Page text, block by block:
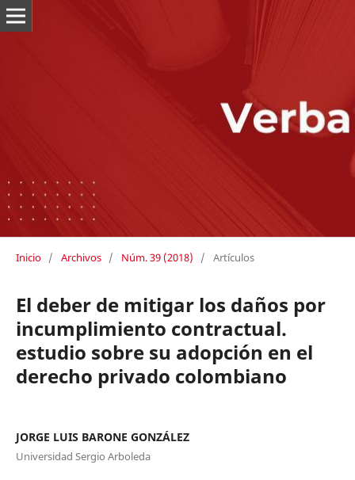
Inicio / Archivos / Núm. 39 (2018) / Artículos
El deber de mitigar los daños por
incumplimiento contractual.
estudio sobre su adopción en el
derecho privado colombiano
JORGE LUIS BARONE GONZÁLEZ
Universidad Sergio Arboleda